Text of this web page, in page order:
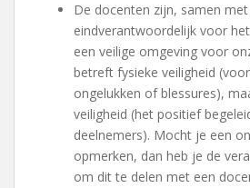
De docenten zijn, samen
eindverantwoordelijk voor
een veilige omgeving voor
betreft fysieke veiligheid
ongelukken of blessures),
veiligheid (het positief
deelnemers). Mocht je een
opmerken, dan heb je de
om dit te delen met een